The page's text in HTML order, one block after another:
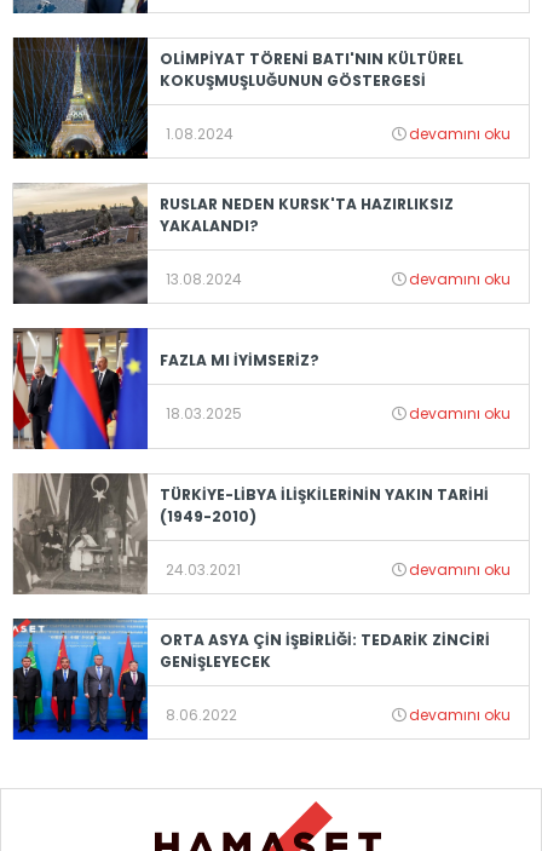
OLİMPİYAT TÖRENİ BATI'NIN KÜLTÜREL
KOKUŞMUŞLUĞUNUN GÖSTERGESİ
1.08.2024 devamını oku
RUSLAR NEDEN KURSK'TA HAZIRLIKSIZ
YAKALANDI?
13.08.2024 devamını oku
FAZLA MI İYİMSERİZ?
18.03.2025 devamını oku
TÜRKİYE-LİBYA İLİŞKİLERİNİN YAKIN TARİHİ
(1949-2010)
24.03.2021 devamını oku
ORTA ASYA ÇİN İŞBİRLİĞİ: TEDARİK ZİNCİRİ
GENİŞLEYECEK
8.06.2022 devamını oku